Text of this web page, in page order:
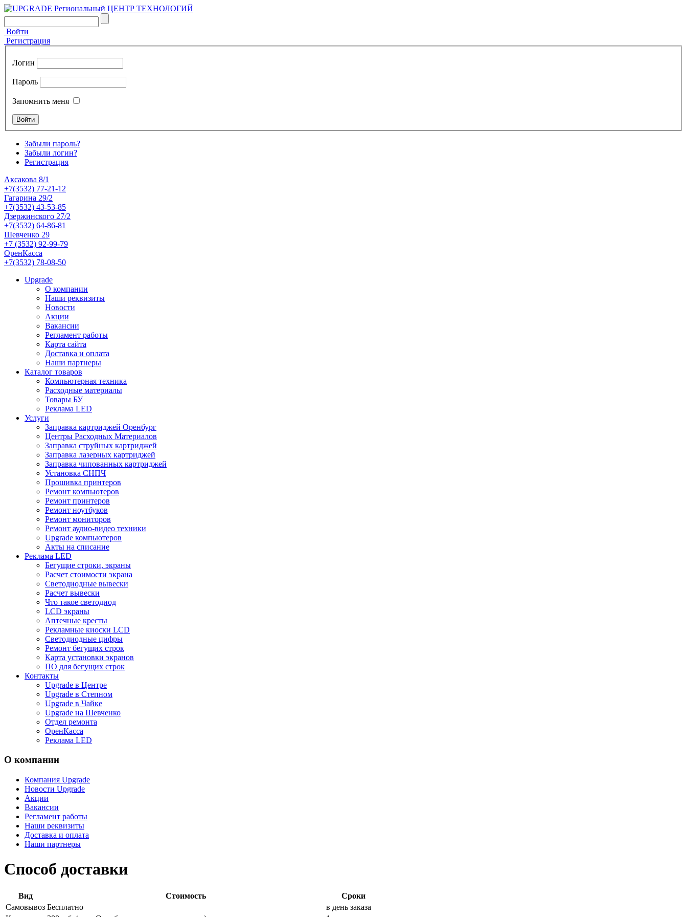
Войти
Регистрация
Логин
Пароль
Запомнить меня
Забыли пароль?
Забыли логин?
Регистрация
Аксакова 8/1
+7(3532) 77-21-12
Гагарина 29/2
+7(3532) 43-53-85
Дзержинского 27/2
+7(3532) 64-86-81
Шевченко 29
+7 (3532) 92-99-79
ОренКасса
+7(3532) 78-08-50
Upgrade
О компании
Наши реквизиты
Новости
Акции
Вакансии
Регламент работы
Карта сайта
Доставка и оплата
Наши партнеры
Каталог товаров
Компьютерная техника
Расходные материалы
Товары БУ
Реклама LED
Услуги
Заправка картриджей Оренбург
Центры Расходных Материалов
Заправка струйных картриджей
Заправка лазерных картриджей
Заправка чипованных картриджей
Установка СНПЧ
Прошивка принтеров
Ремонт компьютеров
Ремонт принтеров
Ремонт ноутбуков
Ремонт мониторов
Ремонт аудио-видео техники
Upgrade компьютеров
Акты на списание
Реклама LED
Бегущие строки, экраны
Расчет стоимости экрана
Светодиодные вывески
Расчет вывески
Что такое светодиод
LCD экраны
Аптечные кресты
Рекламные киоски LCD
Светодиодные цифры
Ремонт бегущих строк
Карта установки экранов
ПО для бегущих строк
Контакты
Upgrade в Центре
Upgrade в Степном
Upgrade в Чайке
Upgrade на Шевченко
Отдел ремонта
ОренКасса
Реклама LED
О компании
Компания Upgrade
Новости Upgrade
Акции
Вакансии
Регламент работы
Наши реквизиты
Доставка и оплата
Наши партнеры
Способ доставки
Вид Стоимость
Сроки
Самовывоз Бесплатно
в день заказа